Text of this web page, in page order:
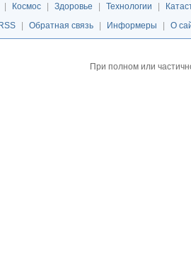
Космос Здоровье Технологии
RSS
Обратная связь Информеры О
При полном или